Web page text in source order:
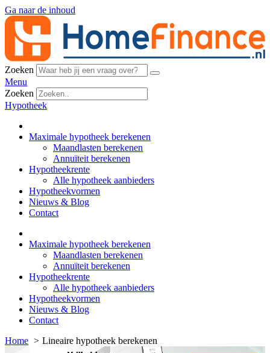
Ga naar de inhoud
Zoeken
Menu
Zoeken
Hypotheek
Maximale hypotheek berekenen
Maandlasten berekenen
Annuïteit berekenen
Hypotheekrente
Alle hypotheek aanbieders
Hypotheekvormen
Nieuws & Blog
Contact
Maximale hypotheek berekenen
Maandlasten berekenen
Annuïteit berekenen
Hypotheekrente
Alle hypotheek aanbieders
Hypotheekvormen
Nieuws & Blog
Contact
Home
Lineaire hypotheek berekenen